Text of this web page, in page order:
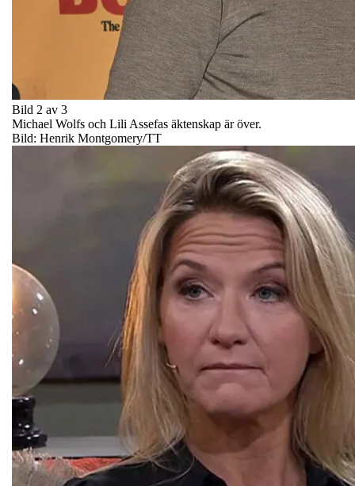
Bild 2 av 3
Michael Wolfs och Lili Assefas äktenskap är över.
Bild: Henrik Montgomery/TT